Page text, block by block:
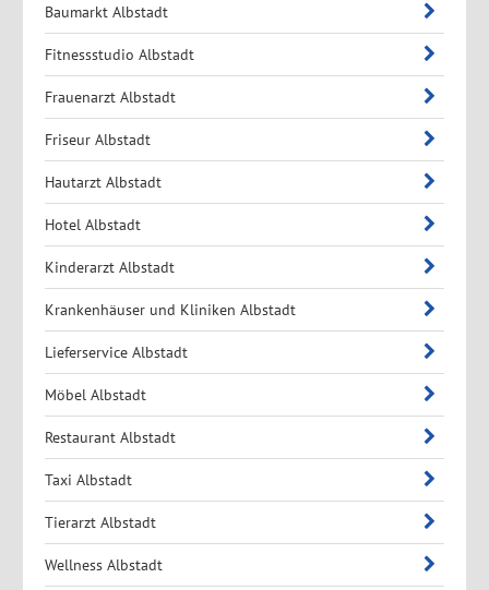
Baumarkt Albstadt
Fitnessstudio Albstadt
Frauenarzt Albstadt
Friseur Albstadt
Hautarzt Albstadt
Hotel Albstadt
Kinderarzt Albstadt
Krankenhäuser und Kliniken Albstadt
Lieferservice Albstadt
Möbel Albstadt
Restaurant Albstadt
Taxi Albstadt
Tierarzt Albstadt
Wellness Albstadt